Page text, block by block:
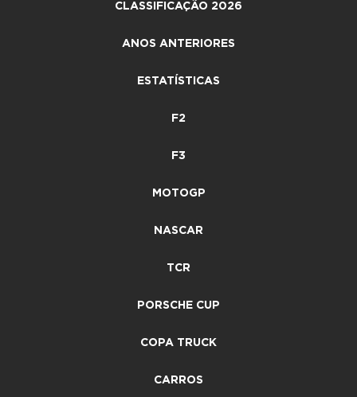
CLASSIFICAÇÃO 2026
ANOS ANTERIORES
ESTATÍSTICAS
F2
F3
MOTOGP
NASCAR
TCR
PORSCHE CUP
COPA TRUCK
CARROS